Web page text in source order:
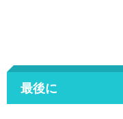
最後に